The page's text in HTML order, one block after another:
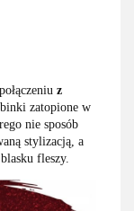
z
zatopione w
nie sposób
stylizacją, a
fleszy.